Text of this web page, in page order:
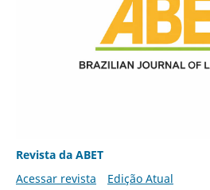
Revista da ABET
Acessar revista
Edição Atual